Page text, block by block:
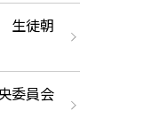
生徒朝
委員会